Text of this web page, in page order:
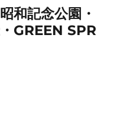
和記念公園・
GREEN SPR